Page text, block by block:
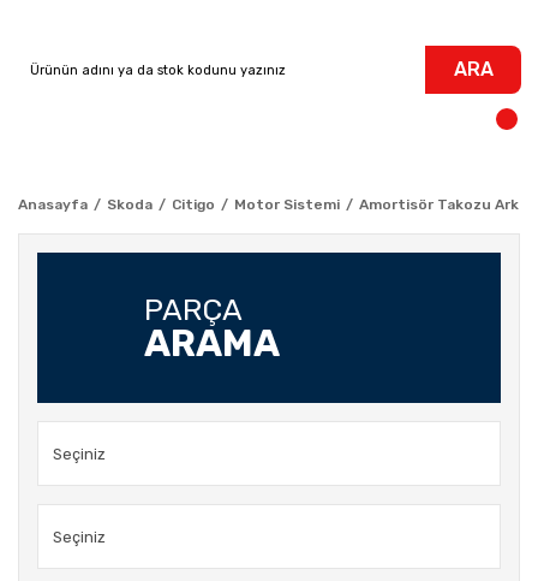
ARA
Anasayfa Skoda Citigo Motor Sistemi Amortisör Takozu Arka
PARÇA
ARAMA